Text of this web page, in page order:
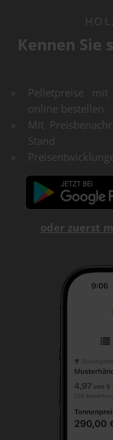
Kennen Sie
Pelletpreise
online bestellen
Mit
Stand
oder zuerst